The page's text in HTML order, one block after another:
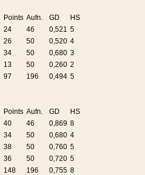
Points Aufn. GD
HS
24 46 0,521 5
26 50 0,520 4
34 50 0,680 3
13 50 0,260 2
97 196 0,494 5
Points Aufn. GD
HS
40 46 0,869 8
34 50 0,680 4
38 50 0,760 5
36 50 0,720 5
148 196 0,755 8